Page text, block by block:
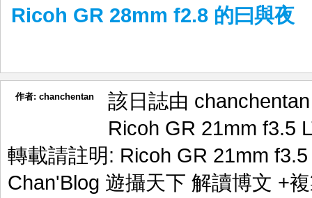
Ricoh GR 28mm f2.8 的曰與夜
作者: chanchentan
該日誌由
Ricoh GR 21mm f3.5
轉載請註明: Ricoh GR 21mm
Chan'Blog 遊攝天下 解讀博文 +